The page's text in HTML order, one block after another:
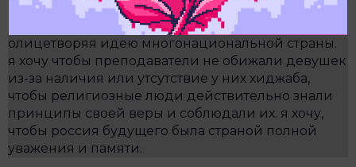
говорил минимум на 2-3 языках, существующих
на территории нашего государства, как бы
олицетворяя идею многонациональной страны.
я хочу чтобы преподаватели не обижали девушек
из-за наличия или утсутствие у них хиджаба,
чтобы религиозные люди действительно знали
принципы своей веры и соблюдали их. я хочу,
чтобы россия будущего была страной полной
уважения и памяти.